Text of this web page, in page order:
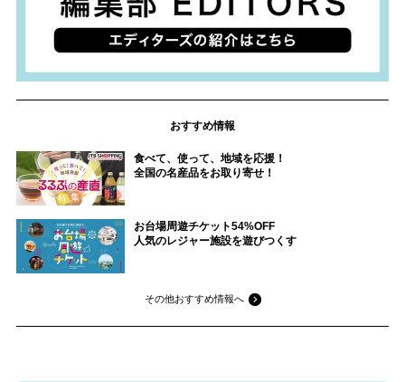
おすすめ情報
食べて、使って、地域を応援！
全国の名産品をお取り寄せ！
お台場周遊チケット54%OFF
人気のレジャー施設を遊びつくす
その他おすすめ情報へ